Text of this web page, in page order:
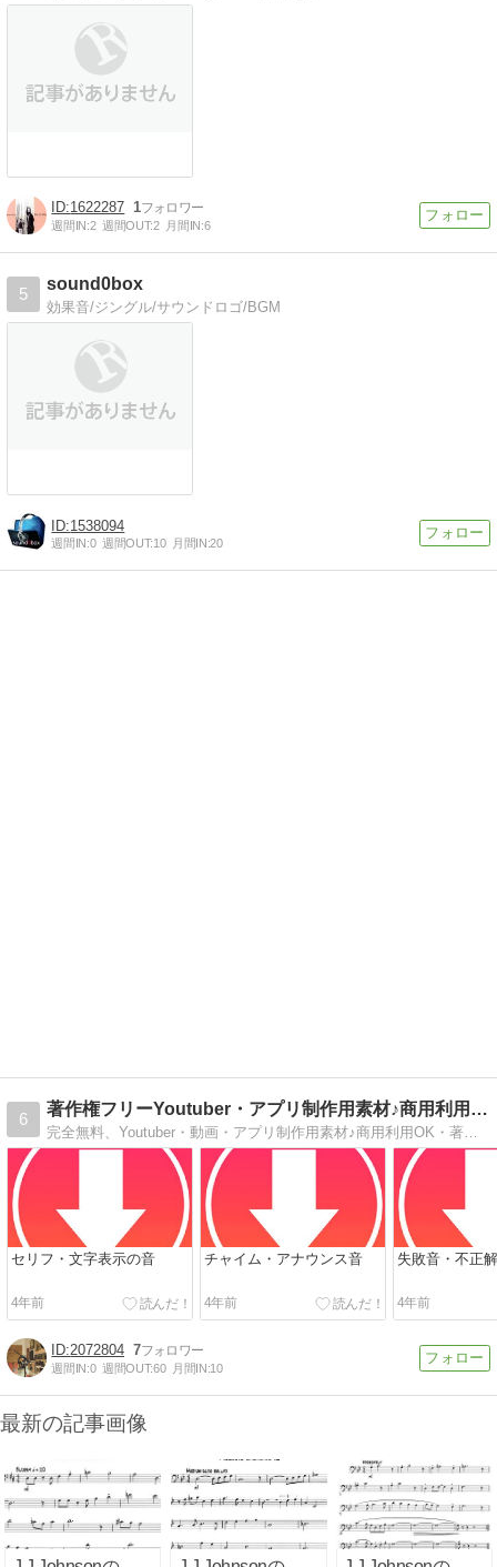
1622287 1
週間IN:2 週間OUT:2 月間IN:6
5
sound0box
効果音/ジングル/サウンドロゴ/BGM
1538094
週間IN:0 週間OUT:10 月間IN:20
6
著作権フリーYoutuber・アプリ制作用素材♪商用利用OK
完全無料、Youtuber・動画・アプリ制作用素材♪商用利用OK・著作権フリー音源
セリフ・文字表示の音
4年前
チャイム・アナウンス音
4年前
失敗音・不正
4年前
2072804 7
週間IN:0 週間OUT:60 月間IN:10
最新の記事画像